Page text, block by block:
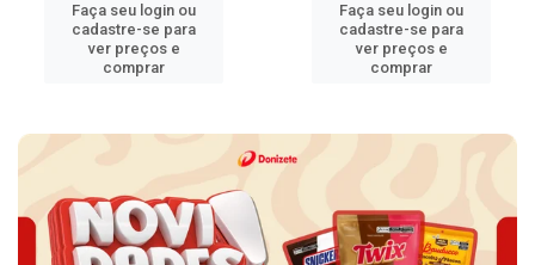
Faça seu login ou
cadastre-se para
ver preços e
comprar
Faça seu login ou
cadastre-se para
ver preços e
comprar